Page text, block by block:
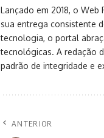
Lançado em 2018, o
sua entrega consistente
tecnologia, o portal
tecnológicas. A redação
padrão de integridade e
ANTERIOR